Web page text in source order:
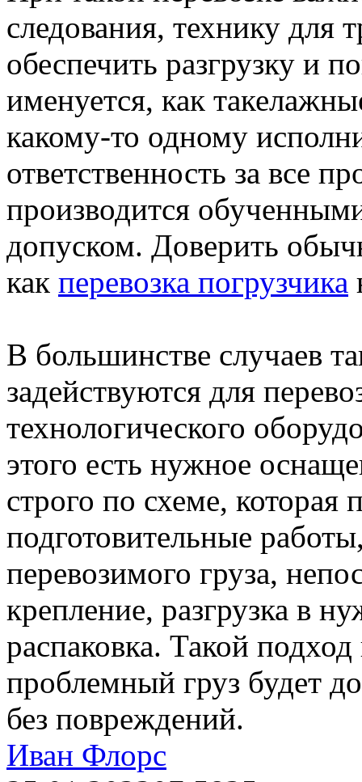
следования, технику для
обеспечить разгрузку и
именуется, как
какому-то одному
ответственность за все
производится
допуском. Доверить
как перевозка погрузчика
В большинстве случаев
задействуются для
технологического
этого есть нужное
строго по схеме, которая
подготовительные
перевозимого груза,
крепление, разгрузка в
распаковка. Такой
проблемный груз будет
без повреждений.
Иван Флорс